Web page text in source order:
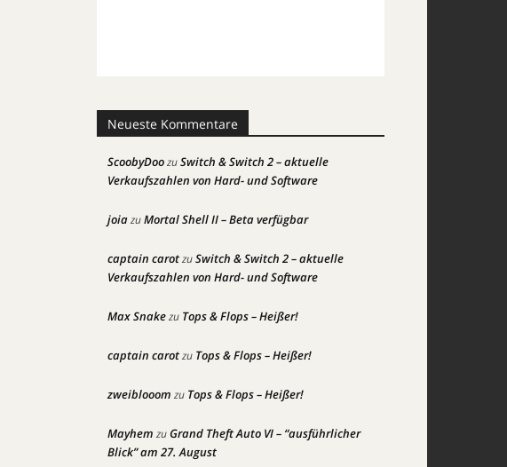
Neueste Kommentare
ScoobyDoozuSwitch & Switch 2 – aktuelle
Verkaufszahlen von Hard- und Software
joiazuMortal Shell II – Beta verfügbar
captain carotzuSwitch & Switch 2 – aktuelle
Verkaufszahlen von Hard- und Software
Max Snakezu Tops & Flops – Heißer!
captain carotzu Tops & Flops – Heißer!
zweiblooom zu Tops & Flops – Heißer!
Mayhem zuGrand Theft Auto VI – “ausführlicher
Blick” am 27. August